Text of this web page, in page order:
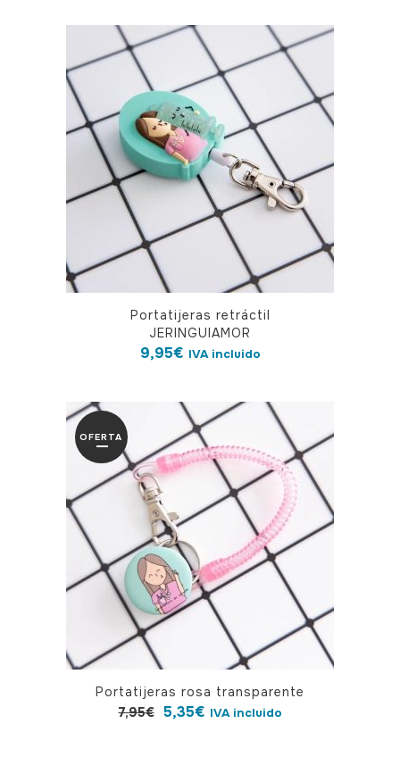
variantes.
opciones
se
pueden
elegir
página
producto
Portatijeras retráctil
JERINGUIAMOR
9,95€ IVA incluido
OFERTA
Portatijeras rosa transparente
7,95€ El
5,35€ElIVA incluido